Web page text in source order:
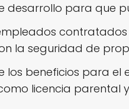
para que
la seguridad de
los beneficios para el
licencia parental